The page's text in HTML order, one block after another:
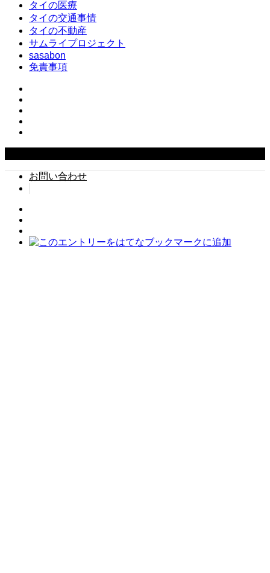
タイの医療
タイの交通事情
タイの不動産
サムライプロジェクト
sasabon
免責事項
お問い合わせ